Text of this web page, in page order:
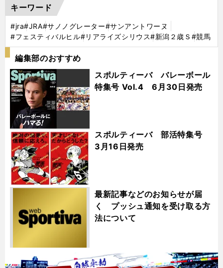
キーワード
#jra#JRA#サノノグレーター#サンアントワーヌ
#フェスティバルヒル#リアライズシリウス#新潟２歳Ｓ #競馬
編集部のおすすめ
スポルティーバ バレーボール
特集号 Vol.4 6月30日発売
スポルティーバ 部活特集号
3月16日発売
最新記事などのお知らせが届
く プッシュ通知を受け取る方
法について